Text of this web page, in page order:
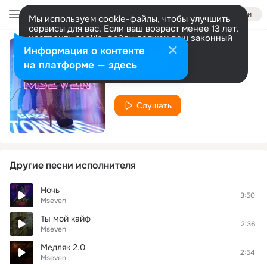
Войти
Мы используем cookie-файлы, чтобы улучшить
сервисы для вас. Если ваш возраст менее 13 лет,
настроить cookie-файлы должен ваш законный
представитель. Больше информации
Разрешить все Настроить
Baby Tonight
Mseven
Слушать
Другие песни исполнителя
Ночь
Mseven
3:50
Ты мой кайф
Mseven
2:36
Медляк 2.0
Mseven
2:54
Информация о контенте
на платформе — здесь